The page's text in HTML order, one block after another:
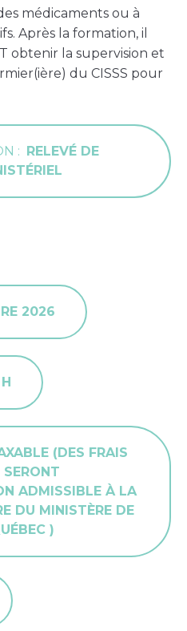
médicaments ou à
Après la formation, il
obtenir la supervision et
du CISSS pour
RELEVÉ DE
2026
(DES FRAIS
SERONT
ADMISSIBLE À LA
DU MINISTÈRE DE
)